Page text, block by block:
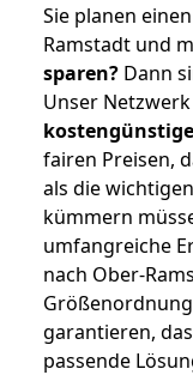
Sie planen
Ramstadt und
sparen? Dann
Unser
fairen Preisen,
als die
kümmern
umfangreiche
nach Ober-
garantieren,
passende